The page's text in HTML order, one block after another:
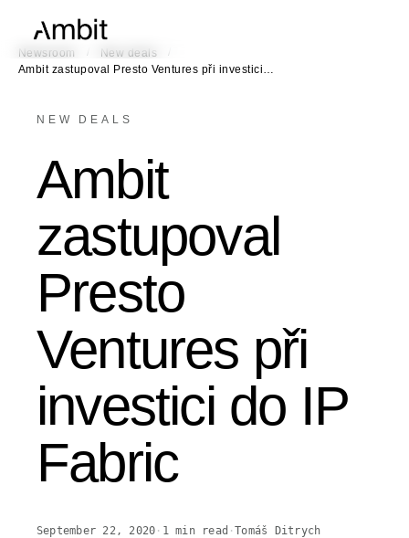
Newsroom / New deals
/
Ambit zastupoval Presto Ventures při investici…
NEW DEALS
Ambit
zastupoval
Presto
Ventures při
investici do IP
Fabric
September 22, 2020 · 1min read ·Tomáš Ditrych